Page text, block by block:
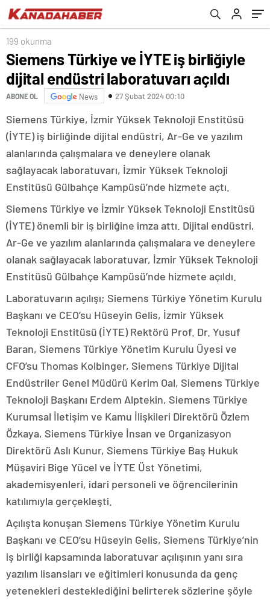
199 okunma
Siemens Türkiye ve İYTE iş birliğiyle
dijital endüstri laboratuvarı açıldı
ABONE OL News 27 Şubat 2024 00:10
Siemens Türkiye, İzmir Yüksek Teknoloji Enstitüsü
(İYTE) iş birliğinde dijital endüstri, Ar-Ge ve yazılım
alanlarında çalışmalara ve deneylere olanak
sağlayacak laboratuvarı, İzmir Yüksek Teknoloji
Enstitüsü Gülbahçe Kampüsü’nde hizmete açtı.
Siemens Türkiye ve İzmir Yüksek Teknoloji Enstitüsü
(İYTE) önemli bir iş birliğine imza attı. Dijital endüstri,
Ar-Ge ve yazılım alanlarında çalışmalara ve deneylere
olanak sağlayacak laboratuvar, İzmir Yüksek Teknoloji
Enstitüsü Gülbahçe Kampüsü’nde hizmete açıldı.
Laboratuvarın açılışı; Siemens Türkiye Yönetim Kurulu
Başkanı ve CEO’su Hüseyin Gelis, İzmir Yüksek
Teknoloji Enstitüsü (İYTE) Rektörü Prof. Dr. Yusuf
Baran, Siemens Türkiye Yönetim Kurulu Üyesi ve
CFO’su Thomas Kolbinger, Siemens Türkiye Dijital
Endüstriler Genel Müdürü Kerim Oal, Siemens Türkiye
Teknoloji Başkanı Erdem Alptekin, Siemens Türkiye
Kurumsal İletişim ve Kamu İlişkileri Direktörü Özlem
Özkaya, Siemens Türkiye İnsan ve Organizasyon
Direktörü Aslı Kunur, Siemens Türkiye Baş Hukuk
Müşaviri Bige Yücel ve İYTE Üst Yönetimi,
akademisyenleri, idari personeli ve öğrencilerinin
katılımıyla gerçekleşti.
Açılışta konuşan Siemens Türkiye Yönetim Kurulu
Başkanı ve CEO’su Hüseyin Gelis, Siemens Türkiye’nin
iş birliği kapsamında laboratuvar açılışının yanı sıra
yazılım lisansları ve eğitimleri konusunda da genç
yetenekleri desteklediğini belirterek sözlerine şöyle